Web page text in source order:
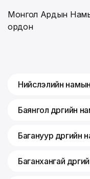
Монгол Ардын
ордон
Нийслэлийн
Баянгол дүүргийн
Багануур
Баганхангай